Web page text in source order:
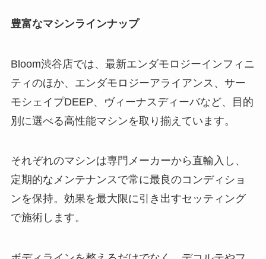
豊富なマシンラインナップ
Bloom渋谷店では、最新エンダモロジーインフィニ
ティのほか、エンダモロジーアライアンス、サー
モシェイプDEEP、ヴィーナスディーバなど、目的
別に選べる高性能マシンを取り揃えています。
それぞれのマシンは専門メーカーから直輸入し、
定期的なメンテナンスで常に最良のコンディショ
ンを保持。効果を最大限に引き出すセッティング
で施術します。